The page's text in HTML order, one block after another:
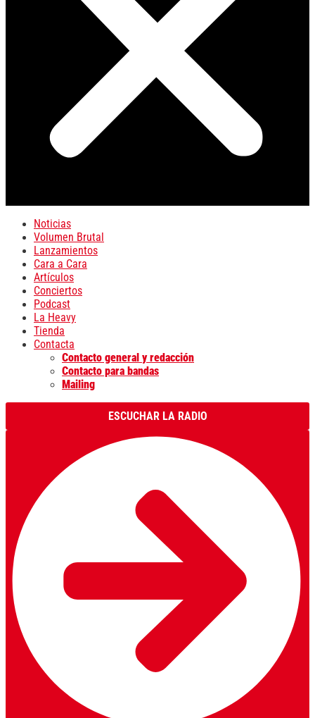
Noticias
Volumen Brutal
Lanzamientos
Cara a Cara
Artículos
Conciertos
Podcast
La Heavy
Tienda
Contacta
Contacto general y redacción
Contacto para bandas
Mailing
ESCUCHAR LA RADIO